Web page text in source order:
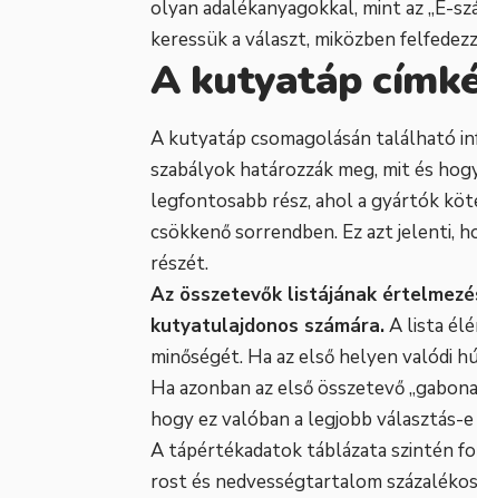
olyan adalékanyagokkal, mint az „E-
keressük a választ, miközben
A kutyatáp
A kutyatáp csomagolásán található
szabályok határozzák meg, mit és
legfontosabb rész, ahol a gyártók
csökkenő sorrendben. Ez azt jelenti,
részét.
Az összetevők listájának
kutyatulajdonos számára.A lista
minőségét. Ha az első helyen valódi
Ha azonban az első összetevő
hogy ez valóban a legjobb választás-
A tápértékadatok táblázata szintén
rost és nedvességtartalom